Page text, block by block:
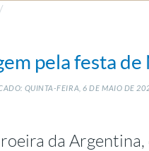
pela festa
QUINTA-FEIRA, 6 DE MAIO DE
da